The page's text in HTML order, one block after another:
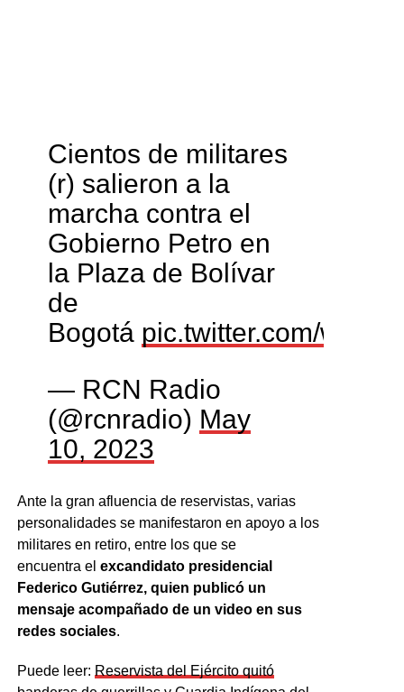
Cientos de militares
(r) salieron a la
marcha contra el
Gobierno Petro en
la Plaza de Bolívar
de
Bogotá pic.twitter.com/
— RCN Radio
(@rcnradio) May
10, 2023
Ante la gran afluencia de reservistas, varias
personalidades se manifestaron en apoyo a los
militares en retiro, entre los que se
encuentra el excandidato presidencial
Federico Gutiérrez, quien publicó un
mensaje acompañado de un video en sus
redes sociales.
Puede leer: Reservista del Ejército quitó